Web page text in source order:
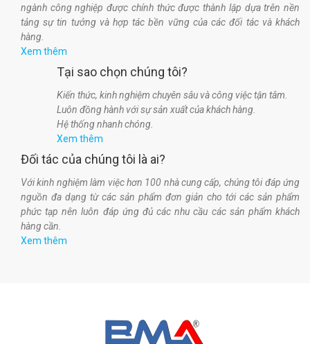
ngành công nghiệp được chính thức được thành lập dựa trên nền
tảng sự tin tưởng và hợp tác bền vững của các đối tác và khách
hàng.
Xem thêm
Tại sao chọn chúng tôi?
Kiến thức, kinh nghiệm chuyên sâu và công việc tận tâm.
Luôn đồng hành với sự sản xuất của khách hàng.
Hệ thống nhanh chóng.
Xem thêm
Đối tác của chúng tôi là ai?
Với kinh nghiệm làm việc hơn 100 nhà cung cấp, chúng tôi đáp ứng
nguồn đa dạng từ các sản phẩm đơn giản cho tới các sản phẩm
phức tạp nên luôn đáp ứng đủ các nhu cầu các sản phẩm khách
hàng cần.
Xem thêm